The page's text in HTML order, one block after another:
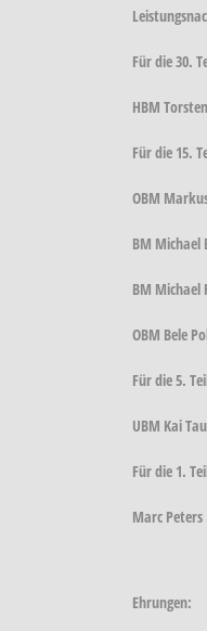
Für die 30.
HBM
Für die 15.
OBM
BM Michael
BM Michael
OBM Bele
Für die 5.
UBM Kai
Für die 1.
Marc Peters
Ehrungen: